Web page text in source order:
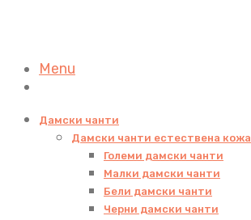
Menu
Дамски чанти
Дамски чанти естествена кожа
Големи дамски чанти
Малки дамски чанти
Бели дамски чанти
Черни дамски чанти